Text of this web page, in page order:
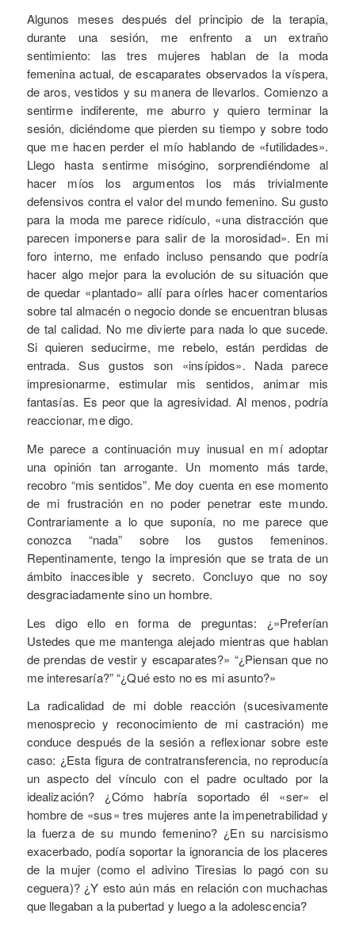
Algunos meses después del principio de la terapia,
durante una sesión, me enfrento a un extraño
sentimiento: las tres mujeres hablan de la moda
femenina actual, de escaparates observados la víspera,
de aros, vestidos y su manera de llevarlos. Comienzo a
sentirme indiferente, me aburro y quiero terminar la
sesión, diciéndome que pierden su tiempo y sobre todo
que me hacen perder el mío hablando de «futilidades».
Llego hasta sentirme misógino, sorprendiéndome al
hacer míos los argumentos los más trivialmente
defensivos contra el valor del mundo femenino. Su gusto
para la moda me parece ridículo, «una distracción que
parecen imponerse para salir de la morosidad». En mi
foro interno, me enfado incluso pensando que podría
hacer algo mejor para la evolución de su situación que
de quedar «plantado» allí para oírles hacer comentarios
sobre tal almacén o negocio donde se encuentran blusas
de tal calidad. No me divierte para nada lo que sucede.
Si quieren seducirme, me rebelo, están perdidas de
entrada. Sus gustos son «insípidos». Nada parece
impresionarme, estimular mis sentidos, animar mis
fantasías. Es peor que la agresividad. Al menos, podría
reaccionar, me digo.
Me parece a continuación muy inusual en mí adoptar
una opinión tan arrogante. Un momento más tarde,
recobro “mis sentidos”. Me doy cuenta en ese momento
de mi frustración en no poder penetrar este mundo.
Contrariamente a lo que suponía, no me parece que
conozca “nada” sobre los gustos femeninos.
Repentinamente, tengo la impresión que se trata de un
ámbito inaccesible y secreto. Concluyo que no soy
desgraciadamente sino un hombre.
Les digo ello en forma de preguntas: ¿»Preferían
Ustedes que me mantenga alejado mientras que hablan
de prendas de vestir y escaparates?» “¿Piensan que no
me interesaría?” “¿Qué esto no es mi asunto?»
La radicalidad de mi doble reacción (sucesivamente
menosprecio y reconocimiento de mi castración) me
conduce después de la sesión a reflexionar sobre este
caso: ¿Esta figura de contratransferencia, no reproducía
un aspecto del vínculo con el padre ocultado por la
idealización? ¿Cómo habría soportado él «ser» el
hombre de «sus» tres mujeres ante la impenetrabilidad y
la fuerza de su mundo femenino? ¿En su narcisismo
exacerbado, podía soportar la ignorancia de los placeres
de la mujer (como el adivino Tiresias lo pagó con su
ceguera)? ¿Y esto aún más en relación con muchachas
que llegaban a la pubertad y luego a la adolescencia?